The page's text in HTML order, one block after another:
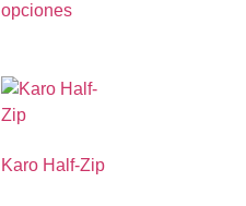
opciones
Karo Half-Zip